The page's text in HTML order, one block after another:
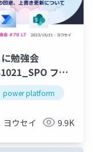
power autoamte
勉強会
ファ
・取得のパス
ラーの回避、
新について
power platform
ヨウセイ 9.9K